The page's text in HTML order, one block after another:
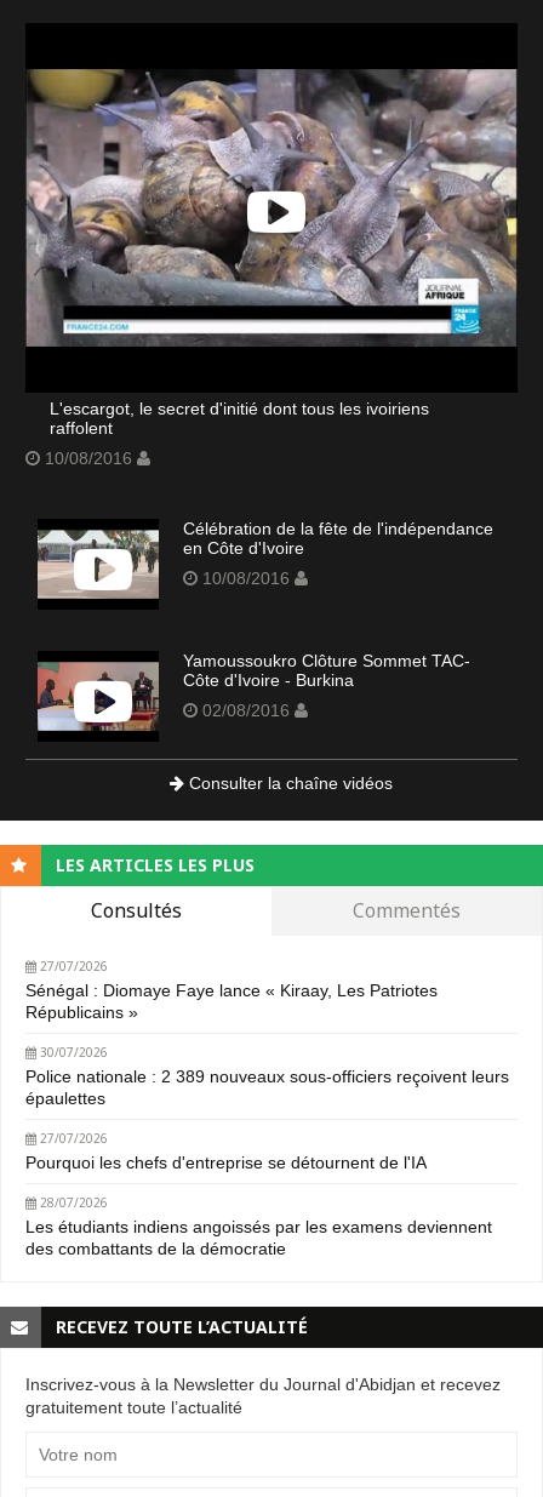
L'escargot, le secret d'initié dont tous les ivoiriens
raffolent
10/08/2016
Célébration de la fête de l'indépendance
en Côte d'Ivoire
10/08/2016
Yamoussoukro Clôture Sommet TAC-
Côte d'Ivoire - Burkina
02/08/2016
Consulter la chaîne vidéos
LES ARTICLES LES PLUS
Consultés Commentés
27/07/2026
Sénégal : Diomaye Faye lance « Kiraay, Les Patriotes
Républicains »
30/07/2026
Police nationale : 2 389 nouveaux sous-officiers reçoivent leurs
épaulettes
27/07/2026
Pourquoi les chefs d'entreprise se détournent de l'IA
28/07/2026
Les étudiants indiens angoissés par les examens deviennent
des combattants de la démocratie
RECEVEZ TOUTE L’ACTUALITÉ
Inscrivez-vous à la Newsletter du Journal d'Abidjan et recevez
gratuitement toute l’actualité